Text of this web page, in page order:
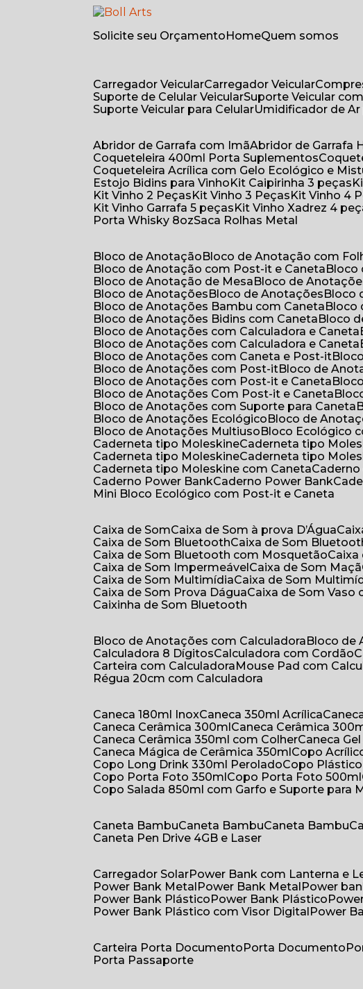
Solicite seu Orçamento Home
Quem somos
Carregador Veicular
Carregador Veicular
Suporte de Celular Veicular Suporte Veicular
Suporte Veicular para Celular
Umidificador de
Abridor de Garrafa com Imã
Abridor de Garrafa
Coqueteleira 400ml Porta Suplementos
Coqueteleira Acrílica com Gelo Ecológico e
Estojo Bidins para Vinho
Kit Caipirinha 3 peças
Kit Vinho 2 Peças
Kit Vinho 3 Peças Kit Vinho 4
Kit Vinho Garrafa 5 peças
Kit Vinho Xadrez 4
Porta Whisky 8oz
Saca Rolhas Metal
Bloco de Anotação
Bloco de Anotação com
Bloco de Anotação com Post-it e Caneta
Bloco de Anotação de Mesa
Bloco de
Bloco de Anotações
Bloco de Anotações
Bloco de Anotações Bambu com Caneta
Bloco de Anotações Bidins com Caneta
Bloco
Bloco de Anotações com Calculadora e Caneta
Bloco de Anotações com Calculadora e Caneta
Bloco de Anotações com Caneta e Post-it
Bloco de Anotações com Post-it
Bloco de
Bloco de Anotações com Post-it e Caneta
Bloco de Anotações Com Post-it e Caneta
Bloco de Anotações com Suporte para Caneta
Bloco de Anotações Ecológico
Bloco de
Bloco de Anotações Multiuso
Bloco Ecológico
Caderneta tipo Moleskine
Caderneta tipo
Caderneta tipo Moleskine
Caderneta tipo
Caderneta tipo Moleskine com Caneta
Caderno Power Bank
Caderno Power Bank
Mini Bloco Ecológico com Post-it e Caneta
Caixa de Som
Caixa de Som à prova D’Água
Caixa de Som Bluetooth
Caixa de Som
Caixa de Som Bluetooth com Mosquetão
Caixa de Som Impermeável
Caixa de Som Maçã
Caixa de Som Multimídia
Caixa de Som
Caixa de Som Prova Dágua
Caixa de Som
Caixinha de Som Bluetooth
Bloco de Anotações com Calculadora
Bloco
Calculadora 8 Dígitos
Calculadora com Cordão
Carteira com Calculadora
Mouse Pad com
Régua 20cm com Calculadora
Caneca 180ml Inox
Caneca 350ml Acrílica
Caneca Cerâmica 300ml
Caneca Cerâmica
Caneca Cerâmica 350ml com Colher
Caneca
Caneca Mágica de Cerâmica 350ml
Copo
Copo Long Drink 330ml Perolado
Copo
Copo Porta Foto 350ml
Copo Porta Foto 500ml
Copo Salada 850ml com Garfo e Suporte para
Caneta Bambu
Caneta Bambu Caneta Bambu
Caneta Pen Drive 4GB e Laser
Carregador Solar
Power Bank com Lanterna e
Power Bank Metal
Power Bank Metal Power
Power Bank Plástico
Power Bank Plástico
Power Bank Plástico com Visor Digital
Power
Carteira Porta Documento
Porta Documento
Porta Passaporte